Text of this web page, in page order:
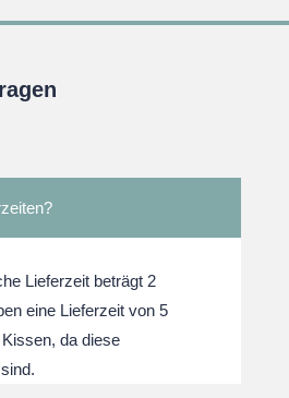
Lieferzeit beträgt 2
eine Lieferzeit von 5
da diese